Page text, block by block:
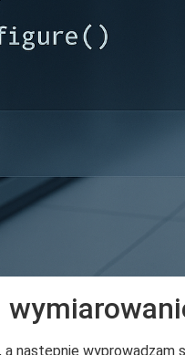
następnie wyprowadzam